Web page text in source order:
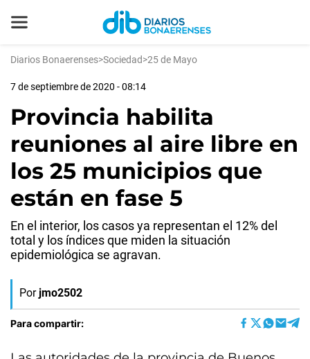
Diarios Bonaerenses>Sociedad>25 de Mayo
7 de septiembre de 2020 - 08:14
Provincia habilita
reuniones al aire libre en
los 25 municipios que
están en fase 5
En el interior, los casos ya representan el 12% del
total y los índices que miden la situación
epidemiológica se agravan.
Por jmo2502
Para compartir: